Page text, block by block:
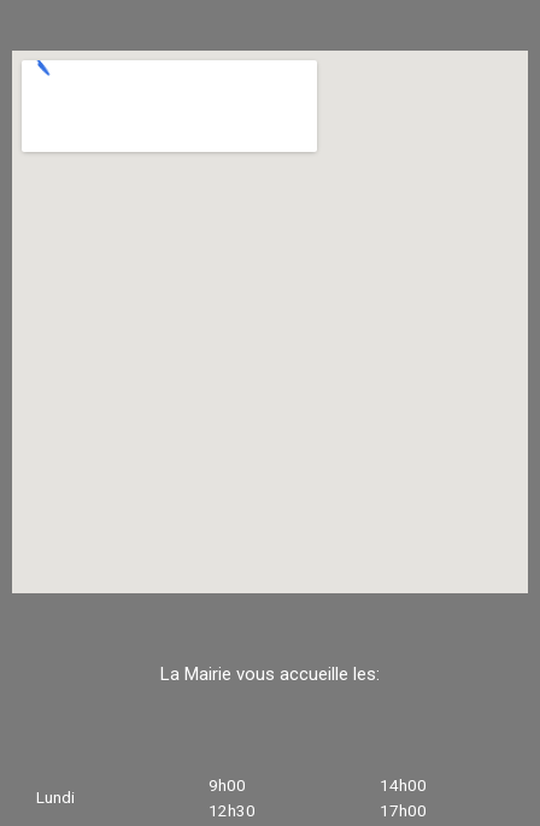
La Mairie vous accueille les:
Lundi
9h00
12h30
14h00
17h00